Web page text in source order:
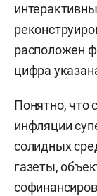
расположен
цифра
Понятно, что
инфляции
солидных
газеты,